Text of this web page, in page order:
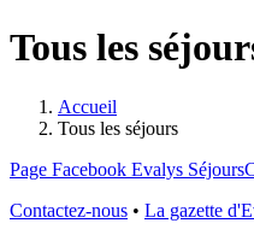
Tous les
Accueil
Tous les séjours
Page Facebook Evalys Séjours
Contactez-nous • La gazette